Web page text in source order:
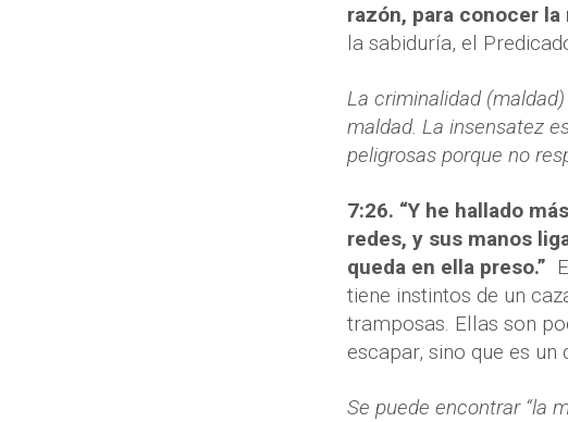
razón, para conocer la
la sabiduría, el
La criminalidad
maldad. La insensatez
peligrosas porque no
7:26. “Y he hallado
redes, y sus manos
queda en ella preso.”
tiene instintos de un
tramposas. Ellas son
escapar, sino que es un
Se puede encontrar “la